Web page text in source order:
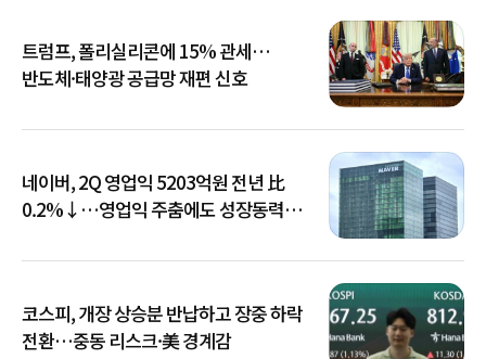
트럼프, 폴리실리콘에 15% 관세…
반도체·태양광 공급망 재편 신호
네이버, 2Q 영업익 5203억원 전년 比
0.2%↓…영업익 주춤에도 성장동력
코스피, 개장 상승분 반납하고 장중 하락
전환…중동 리스크·美 경계감